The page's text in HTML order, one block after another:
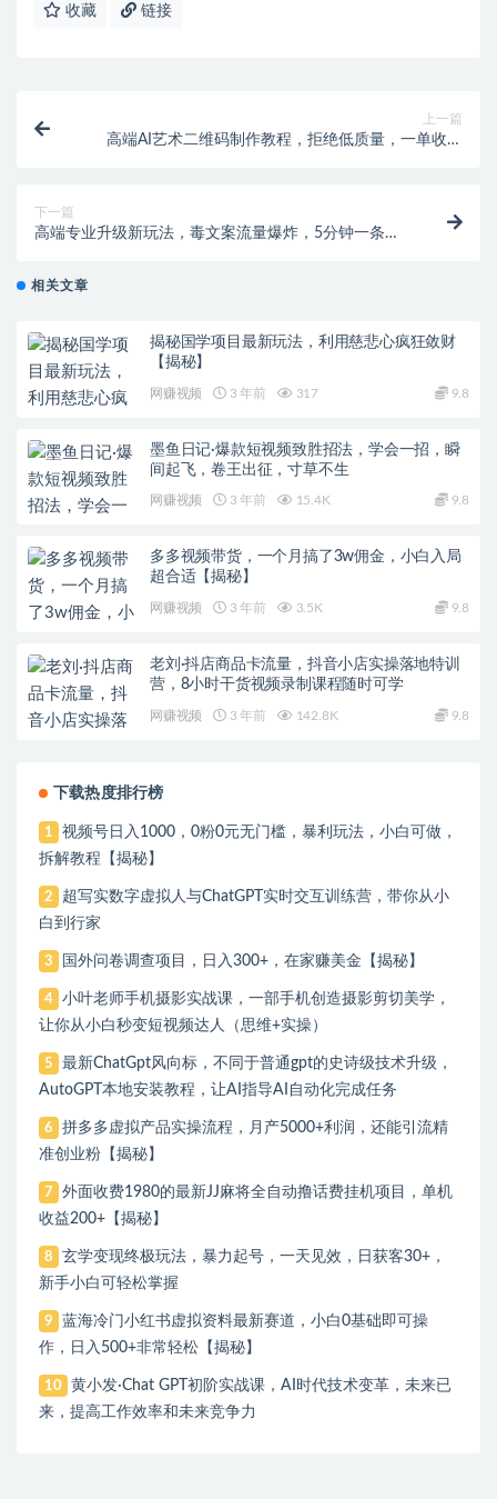
收藏 链接
上一篇
高端AI艺术二维码制作教程，拒绝低质量，一单收徒
下一篇
高端专业升级新玩法，毒文案流量爆炸，5分钟一条原
相关文章
揭秘国学项目最新玩法，利用慈悲心疯狂敛财
【揭秘】
网赚视频 3 年前 317 9.8
墨鱼日记·爆款短视频致胜招法，学会一招，瞬
间起飞，卷王出征，寸草不生
网赚视频 3 年前 15.4K 9.8
多多视频带货，一个月搞了3w佣金，小白入局
超合适【揭秘】
网赚视频 3 年前 3.5K 9.8
老刘·抖店商品卡流量，​抖音小店实操落地特训
营，8小时干货视频录制课程随时可学
网赚视频 3 年前 142.8K 9.8
下载热度排行榜
1
视频号日入1000，0粉0元无门槛，暴利玩法，小白可做，
拆解教程【揭秘】
2
超写实数字虚拟人与ChatGPT实时交互训练营，带你从小
白到行家
3 国外问卷调查项目，日入300+，在家赚美金【揭秘】
4
小叶老师手机摄影实战课，一部手机创造摄影剪切美学，
让你从小白秒变短视频达人（思维+实操）
5
最新ChatGpt风向标，不同于普通gpt的史诗级技术升级，
AutoGPT本地安装教程，让AI指导AI自动化完成任务
6
拼多多虚拟产品实操流程，月产5000+利润，还能引流精
准创业粉【揭秘】
7
外面收费1980的最新JJ麻将全自动撸话费挂机项目，单机
收益200+【揭秘】
8
玄学变现终极玩法，暴力起号，一天见效，日获客30+，
新手小白可轻松掌握
9
蓝海冷门小红书虚拟资料最新赛道，小白0基础即可操
作，日入500+非常轻松【揭秘】
10
黄小发·Chat GPT初阶实战课，​AI时代技术变革，未来已
来，提高工作效率和未来竞争力